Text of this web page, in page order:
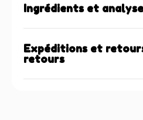
Ingrédients et analyse
Expéditions et
retours